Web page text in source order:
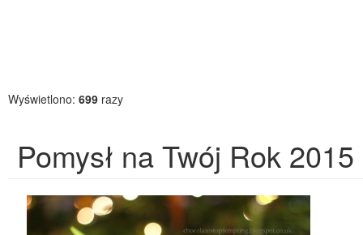
Wyświetlono: 699 razy
Pomysł na Twój Rok 2015